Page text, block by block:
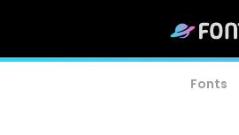
Fonts